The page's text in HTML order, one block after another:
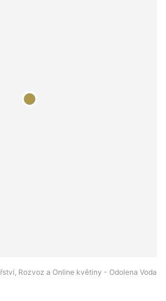
Rozvoz a Online květiny - Odolena Voda